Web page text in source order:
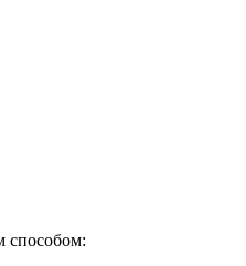
способом: